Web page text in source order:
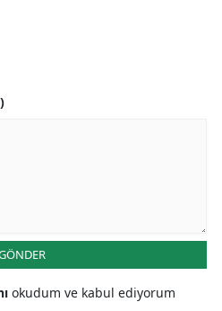
okudum ve kabul ediyorum